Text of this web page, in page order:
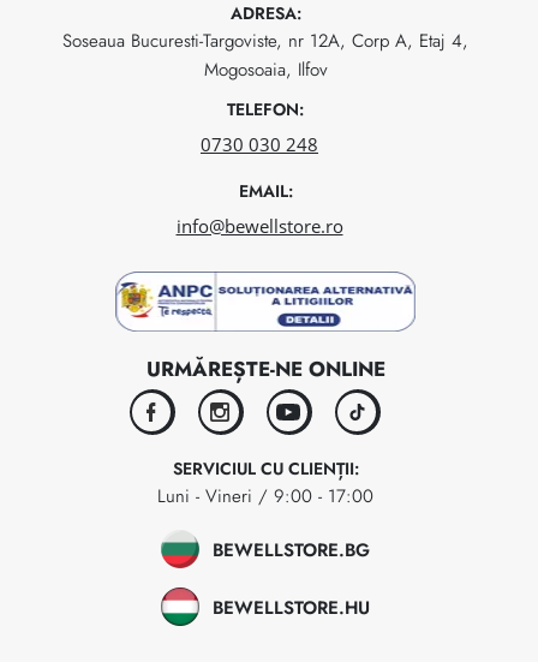
ADRESA:
Soseaua Bucuresti-Targoviste, nr 12A, Corp A, Etaj 4,
Mogosoaia, Ilfov
TELEFON:
0730 030 248
EMAIL:
info@bewellstore.ro
URMĂREȘTE-NE ONLINE
facebookinstagramyoutubetiktok
SERVICIUL CU CLIENȚII:
Luni - Vineri / 9:00 - 17:00
BEWELLSTORE.BG
BEWELLSTORE.HU